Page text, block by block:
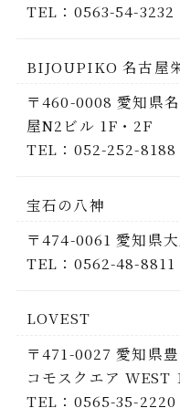
TEL：0563-54-3232
BIJOUPIKO 名古屋
〒460-0008 愛知県
屋N2ビル 1F・2F
TEL：052-252-8188
宝石の八神
〒474-0061 愛知県
TEL：0562-48-8811
LOVEST
〒471-0027 愛知県
コモスクエア WEST
TEL：0565-35-2220